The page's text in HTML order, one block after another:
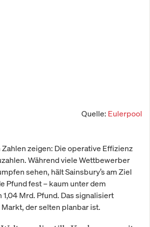
Quelle: Eulerpool
zeigen: Die operative Effizienz
Während viele Wettbewerber
sehen, hält Sainsbury’s am Ziel
Pfund fest – kaum unter dem
Mrd. Pfund. Das signalisiert
der selten planbar ist.